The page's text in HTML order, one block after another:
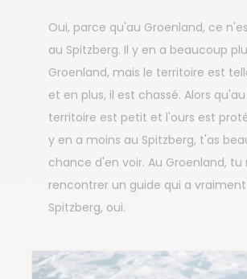
Oui, parce qu'au Groenland, ce
au Spitzberg. Il y en a beaucoup
Groenland, mais le territoire est
et en plus, il est chassé. Alors
territoire est petit et l'ours est
y en a moins au Spitzberg, t'as
chance d'en voir. Au Groenland, tu
rencontrer un guide qui a
Spitzberg, oui.